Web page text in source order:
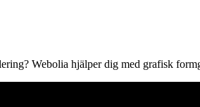
Webolia hjälper dig med grafisk